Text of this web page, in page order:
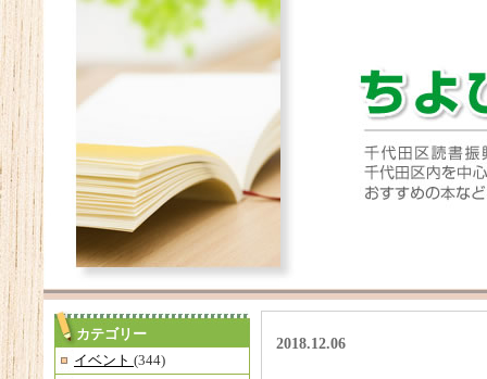
カテゴリー
イベント (344)
2018.12.06